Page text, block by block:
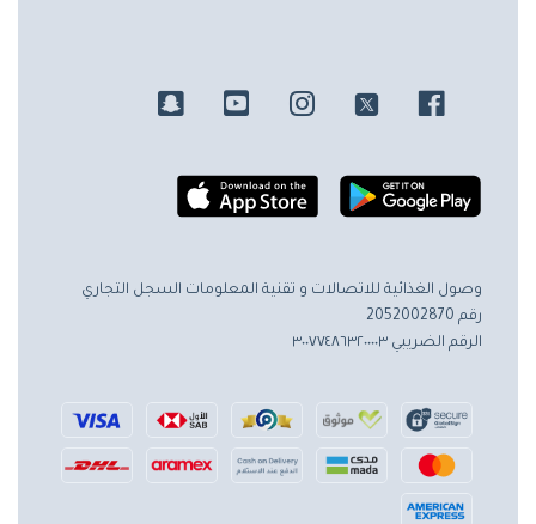
وصول الغذائية للاتصالات و تقنية المعلومات السجل التجاري
رقم 2052002870
الرقم الضريبي ٣٠٠٧٧٤٨٦٣٢٠٠٠٠٣